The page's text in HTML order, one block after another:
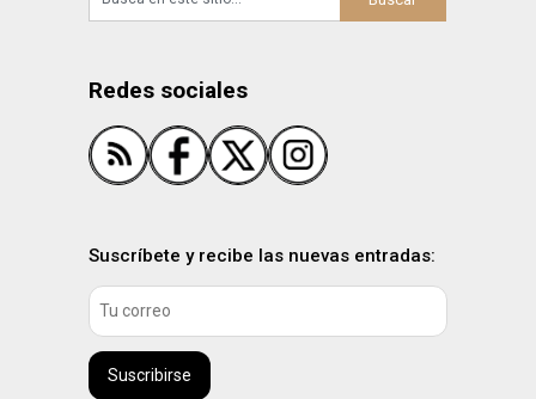
Redes sociales
Suscríbete y recibe las nuevas entradas:
Suscribirse